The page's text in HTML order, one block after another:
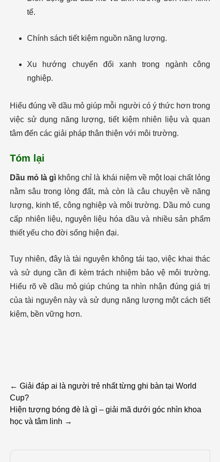
tế.
Chính sách tiết kiệm nguồn năng lượng.
Xu hướng chuyển đổi xanh trong ngành công
nghiệp.
Hiểu đúng về dầu mỏ giúp mỗi người có ý thức hơn trong
việc sử dụng năng lượng, tiết kiệm nhiên liệu và quan
tâm đến các giải pháp thân thiện với môi trường.
Tóm lại
Dầu mỏ là gì không chỉ là khái niệm về một loại chất lỏng
nằm sâu trong lòng đất, mà còn là câu chuyện về năng
lượng, kinh tế, công nghiệp và môi trường. Dầu mỏ cung
cấp nhiên liệu, nguyên liệu hóa dầu và nhiều sản phẩm
thiết yếu cho đời sống hiện đại.
Tuy nhiên, đây là tài nguyên không tái tạo, việc khai thác
và sử dụng cần đi kèm trách nhiệm bảo vệ môi trường.
Hiểu rõ về dầu mỏ giúp chúng ta nhìn nhận đúng giá trị
của tài nguyên này và sử dụng năng lượng một cách tiết
kiệm, bền vững hơn.
Post
navigation
← Giải đáp ai là người trẻ nhất từng ghi bàn tại World
Cup?
Hiện tượng bóng đè là gì – giải mã dưới góc nhìn khoa
học và tâm linh →